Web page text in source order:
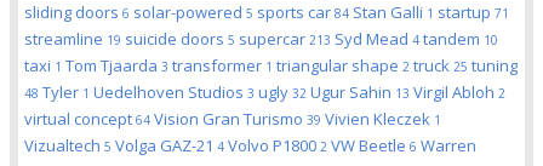
sliding doors 6 solar-powered 5 sports car 84 Stan Galli 1 startup 71
streamline 19 suicide doors 5 supercar 213 Syd Mead 4 tandem 10
taxi 1 Tom Tjaarda 3 transformer 1 triangular shape 2 truck 25 tuning
48 Tyler 1 Uedelhoven Studios 3 ugly 32 Ugur Sahin 13 Virgil Abloh 2
virtual concept 64 Vision Gran Turismo 39 Vivien Kleczek 1
Vizualtech 5 Volga GAZ-21 4 Volvo P1800 2 VW Beetle 6 Warren